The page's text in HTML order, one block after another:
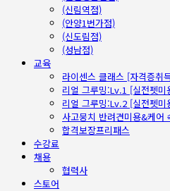
(신림역점)
(안양1번가점)
(신도림점)
(성남점)
교육
라이센스 클래스 [자격증취
리얼 그루밍:Lv.1 [실전펫미
리얼 그루밍:Lv.2 [실전펫미
사고뭉치 반려견미용&케어
합격보장프리패스
수강료
채용
협력사
스토어